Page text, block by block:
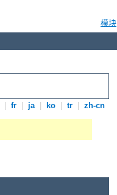
模块
fr ja ko tr zh-cn